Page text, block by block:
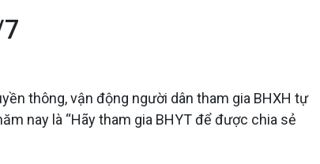
thông, vận động người dân tham gia BHXH tự
nay là “Hãy tham gia BHYT để được chia sẻ